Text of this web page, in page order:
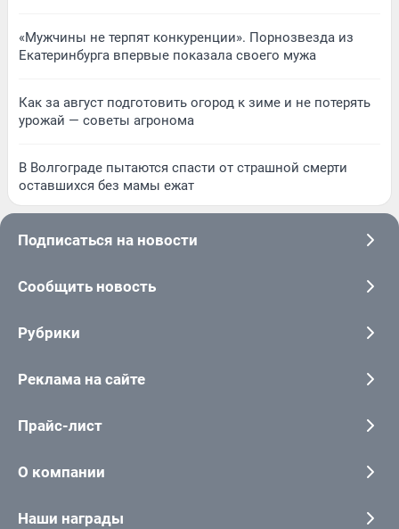
«Мужчины не терпят конкуренции». Порнозвезда из
Екатеринбурга впервые показала своего мужа
Как за август подготовить огород к зиме и не потерять
урожай — советы агронома
В Волгограде пытаются спасти от страшной смерти
оставшихся без мамы ежат
Подписаться на новости
Сообщить новость
Рубрики
Реклама на сайте
Прайс-лист
О компании
Наши награды